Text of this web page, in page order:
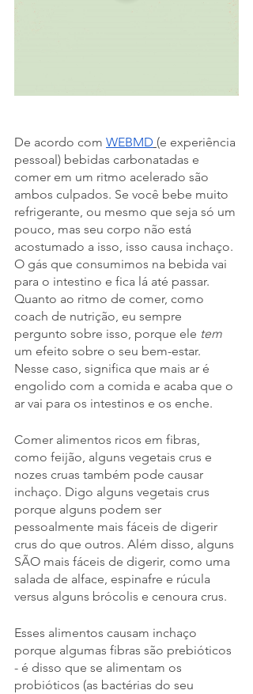
De acordo com WEBMD (e experiência
pessoal) bebidas carbonatadas e
comer em um ritmo acelerado são
ambos culpados. Se você bebe muito
refrigerante, ou mesmo que seja só um
pouco, mas seu corpo não está
acostumado a isso, isso causa inchaço.
O gás que consumimos na bebida vai
para o intestino e fica lá até passar.
Quanto ao ritmo de comer, como
coach de nutrição, eu sempre
pergunto sobre isso, porque ele tem
um efeito sobre o seu bem-estar.
Nesse caso, significa que mais ar é
engolido com a comida e acaba que o
ar vai para os intestinos e os enche.
Comer alimentos ricos em fibras,
como feijão, alguns vegetais crus e
nozes cruas também pode causar
inchaço. Digo alguns vegetais crus
porque alguns podem ser
pessoalmente mais fáceis de digerir
crus do que outros. Além disso, alguns
SÃO mais fáceis de digerir, como uma
salada de alface, espinafre e rúcula
versus alguns brócolis e cenoura crus.
Esses alimentos causam inchaço
porque algumas fibras são prebióticos
- é disso que se alimentam os
probióticos (as bactérias do seu